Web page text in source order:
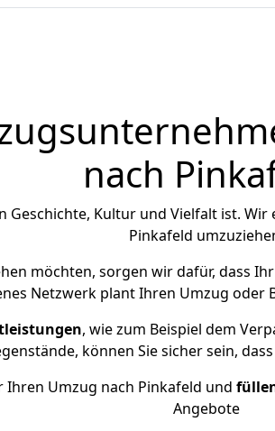
nach
Geschichte, Kultur und Vielfalt ist.
Pinkafeld
möchten, sorgen wir dafür, dass
Netzwerk plant Ihren Umzug
, wie zum Beispiel dem
können Sie sicher sein,
Ihren Umzug nach Pinkafeld und
Angebote